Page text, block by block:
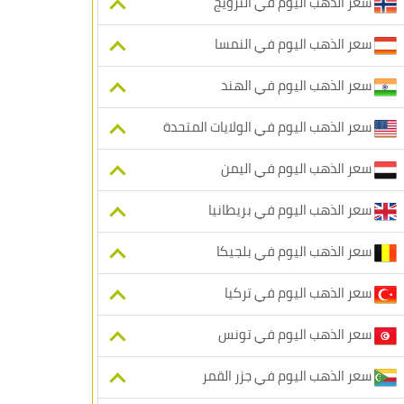
سعر الذهب اليوم في النمسا
سعر الذهب اليوم في الهند
سعر الذهب اليوم في الولايات المتحدة
سعر الذهب اليوم في اليمن
سعر الذهب اليوم في بريطانيا
سعر الذهب اليوم في بلجيكا
سعر الذهب اليوم في تركيا
سعر الذهب اليوم في تونس
سعر الذهب اليوم في جزر القمر